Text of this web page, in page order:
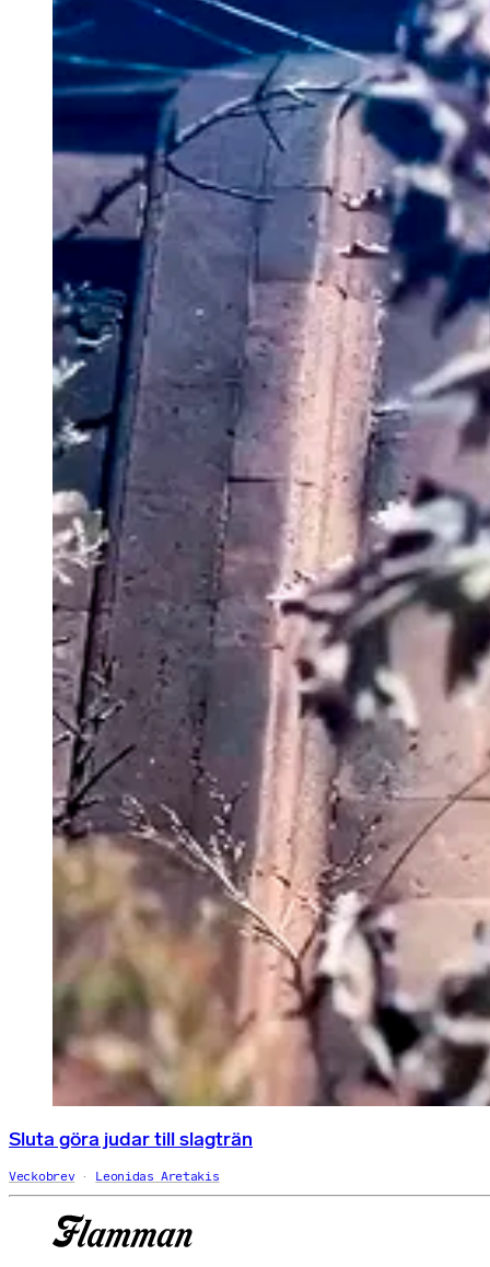
Sluta göra judar till slagträn
Veckobrev Leonidas Aretakis